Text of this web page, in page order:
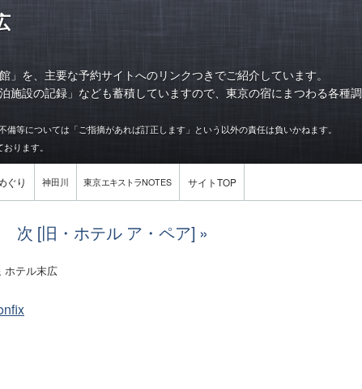
を、主要な予約サイトへのリンクつきでご紹介しています。
施設の記録」なども蓄積していますので、東京の宿にまつわる各種調
等については「ご指摘があれば訂正します」という以外の責任は負いかねます。
ります。
ぐり 神田川 東京エキストラNOTES サイトTOP
次 [旧・ホテル ア・ペア]
ホテル末広